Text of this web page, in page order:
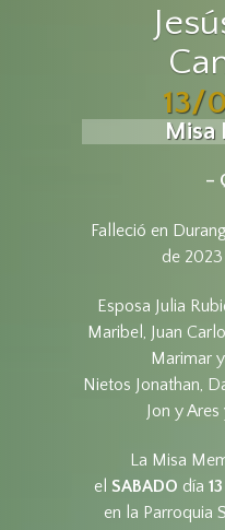
13/
Misa
–
Falleció en
de
Esposa Julia
Maribel, Juan
Marimar
Nietos Jonathan,
Jon y
La Misa
el SABADO día13
en la Parroquia